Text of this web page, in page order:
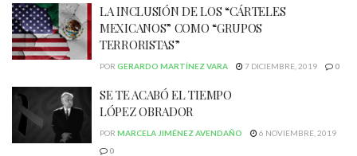
LA INCLUSIÓN DE LOS “CÁRTELES
MEXICANOS” COMO “GRUPOS
TERRORISTAS”
POR GERARDO MARTÍNEZ VARA 7 DICIEMBRE, 2019 0
SE TE ACABÓ EL TIEMPO
LÓPEZ OBRADOR
POR MARCELA JIMÉNEZ AVENDAÑO
6 NOVIEMBRE, 2019
0